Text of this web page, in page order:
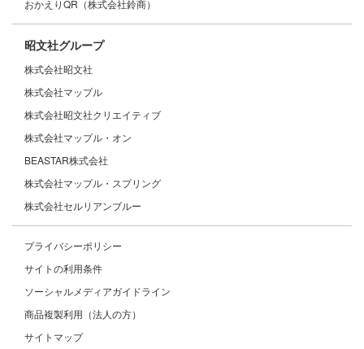
おかえりQR（株式会社鈴商）
昭文社グループ
株式会社昭文社
株式会社マップル
株式会社昭文社クリエイティブ
株式会社マップル・オン
BEASTAR株式会社
株式会社マップル・スプリング
株式会社セルリアンブルー
プライバシーポリシー
サイトの利用条件
ソーシャルメディアガイドライン
商品複製利用（法人の方）
サイトマップ